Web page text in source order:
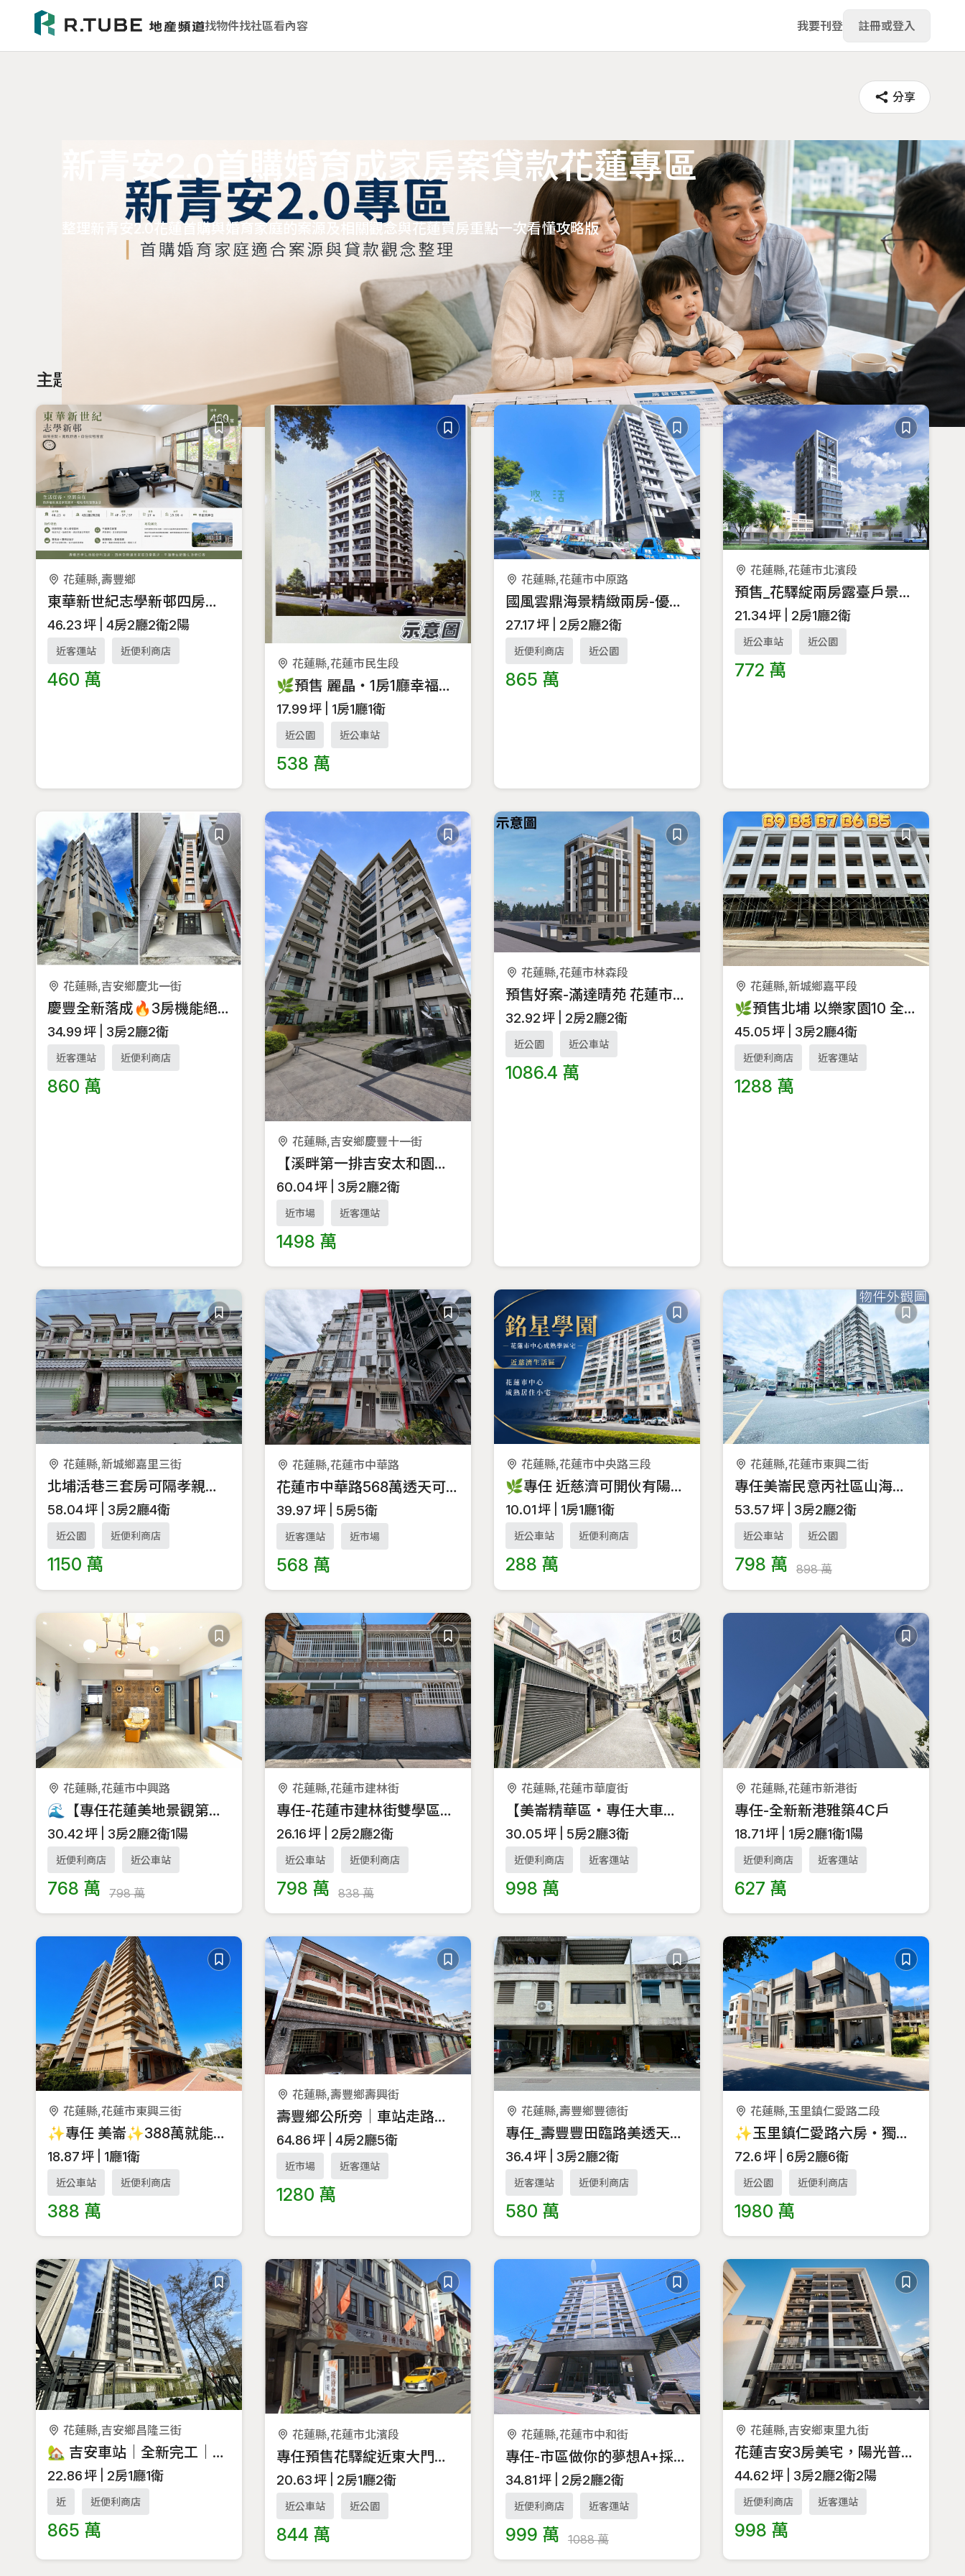
找物件找社區看內容 我要刊登 註冊或登入
分享
新青安2.0首購婚育成家房案貸款花蓮專區
整理新青安2.0花蓮首購與婚育家庭的案源及相關觀念與花蓮買房重點一次看懂攻略版
主題物件
花蓮縣,壽豐鄉
東華新世紀志學新邨四房空間寬敞自住收租皆宜
46.23坪 4房2廳2衛2陽
近客運站 近便利商店
460 萬
花蓮縣,花蓮市民生段
🌿預售 麗晶・1房1廳幸福宅🌿A1-好案推薦
17.99坪 1房1廳1衛
近公園 近公車站
538 萬
花蓮縣,花蓮市中原路
國風雲鼎海景精緻兩房-優質好案強力推薦
27.17坪 2房2廳2衛
近便利商店 近公園
865 萬
花蓮縣,花蓮市北濱段
預售_花驛綻兩房露臺戶景觀大樓C5
21.34坪 2房1廳2衛
近公車站 近公園
772 萬
花蓮縣,吉安鄉慶北一街
慶豐全新落成🔥3房機能絕佳🔥超高CP值華廈
34.99坪 3房2廳2衛
近客運站 近便利商店
860 萬
花蓮縣,吉安鄉慶豐十一街
【溪畔第一排吉安太和園｜日系北歐質感電梯美宅】
60.04坪 3房2廳2衛
近市場 近客運站
1498 萬
花蓮縣,花蓮市林森段
預售好案-滿達晴苑 花蓮市2~3房 3B
32.92坪 2房2廳2衛
近公園 近公車站
1086.4 萬
花蓮縣,新城鄉嘉平段
🌿預售北埔 以樂家園10 全套房幸福宅🌿B8
45.05坪 3房2廳4衛
近便利商店 近客運站
1288 萬
花蓮縣,新城鄉嘉里三街
北埔活巷三套房可隔孝親房輕齡別墅
58.04坪 3房2廳4衛
近公園 近便利商店
1150 萬
花蓮縣,花蓮市中華路
花蓮市中華路568萬透天可自住兼出租喔
39.97坪 5房5衛
近客運站 近市場
568 萬
花蓮縣,花蓮市中央路三段
🌿專任 近慈濟可開伙有陽台帶裝潢機能套房🌿
10.01坪 1房1廳1衛
近公車站 近便利商店
288 萬
花蓮縣,花蓮市東興二街
專任美崙民意丙社區山海景觀三房平車華廈
53.57坪 3房2廳2衛
近公車站 近公園
798 萬 898 萬
花蓮縣,花蓮市中興路
🌊【專任花蓮美地景觀第一排｜海景x法式x免整理】
30.42坪 3房2廳2衛1陽
近便利商店 近公車站
768 萬 798 萬
花蓮縣,花蓮市建林街
專任-花蓮市建林街雙學區低總價免整理透天
26.16坪 2房2廳2衛
近公車站 近便利商店
798 萬 838 萬
花蓮縣,花蓮市華廈街
【美崙精華區・專任大車庫透天好宅】
30.05坪 5房2廳3衛
近便利商店 近客運站
998 萬
花蓮縣,花蓮市新港街
專任-全新新港雅築4C戶
18.71坪 1房2廳1衛1陽
近便利商店 近客運站
627 萬
花蓮縣,花蓮市東興三街
✨專任 美崙✨388萬就能買到一樓店面＋平面車位
18.87坪 1廳1衛
近公車站 近便利商店
388 萬
花蓮縣,壽豐鄉壽興街
壽豐鄉公所旁｜車站走路就到的雅緻美別墅
64.86坪 4房2廳5衛
近市場 近客運站
1280 萬
花蓮縣,壽豐鄉豐德街
專任_壽豐豐田臨路美透天・享受自在慢活日常
36.4坪 3房2廳2衛
近客運站 近便利商店
580 萬
花蓮縣,玉里鎮仁愛路二段
✨玉里鎮仁愛路六房・獨棟陽光幸福宅 ✨
72.6坪 6房2廳6衛
近公園 近便利商店
1980 萬
花蓮縣,吉安鄉昌隆三街
🏡 吉安車站｜全新完工｜精鑄砌質華廈
22.86坪 2房1廳1衛
近 近便利商店
865 萬
花蓮縣,花蓮市北濱段
專任預售花驛綻近東大門復興街2房車位景觀大樓
20.63坪 2房1廳2衛
近公車站 近公園
844 萬
花蓮縣,花蓮市中和街
專任-市區做你的夢想A+採光兩房平車
34.81坪 2房2廳2衛
近便利商店 近客運站
999 萬 1088 萬
花蓮縣,吉安鄉東里九街
花蓮吉安3房美宅，陽光普照的夢想之家，附車位
44.62坪 3房2廳2衛2陽
近便利商店 近客運站
998 萬